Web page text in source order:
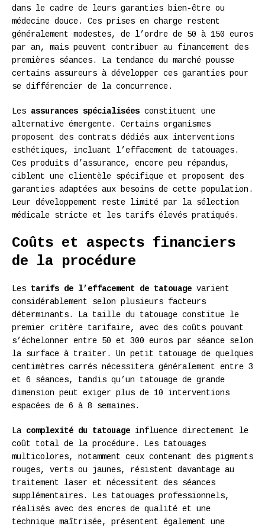
dans le cadre de leurs garanties bien-être ou
médecine douce. Ces prises en charge restent
généralement modestes, de l’ordre de 50 à 150 euros
par an, mais peuvent contribuer au financement des
premières séances. La tendance du marché pousse
certains assureurs à développer ces garanties pour
se différencier de la concurrence.
Les assurances spécialisées constituent une
alternative émergente. Certains organismes
proposent des contrats dédiés aux interventions
esthétiques, incluant l’effacement de tatouages.
Ces produits d’assurance, encore peu répandus,
ciblent une clientèle spécifique et proposent des
garanties adaptées aux besoins de cette population.
Leur développement reste limité par la sélection
médicale stricte et les tarifs élevés pratiqués.
Coûts et aspects financiers
de la procédure
Les tarifs de l’effacement de tatouage varient
considérablement selon plusieurs facteurs
déterminants. La taille du tatouage constitue le
premier critère tarifaire, avec des coûts pouvant
s’échelonner entre 50 et 300 euros par séance selon
la surface à traiter. Un petit tatouage de quelques
centimètres carrés nécessitera généralement entre 3
et 6 séances, tandis qu’un tatouage de grande
dimension peut exiger plus de 10 interventions
espacées de 6 à 8 semaines.
La complexité du tatouage influence directement le
coût total de la procédure. Les tatouages
multicolores, notamment ceux contenant des pigments
rouges, verts ou jaunes, résistent davantage au
traitement laser et nécessitent des séances
supplémentaires. Les tatouages professionnels,
réalisés avec des encres de qualité et une
technique maîtrisée, présentent également une